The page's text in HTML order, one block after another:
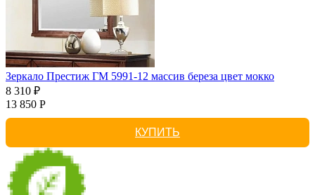
Зеркало Престиж ГМ 5991-12 массив береза цвет мокко
8 310 ₽
13 850 Р
КУПИТЬ